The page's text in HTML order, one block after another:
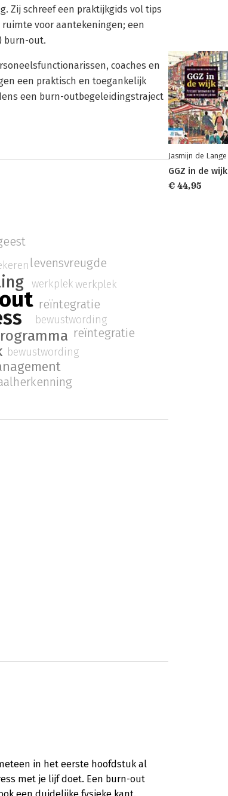
Zij schreef een praktijkgids vol tips
voor aantekeningen; een
burn-out.
coaches en
een praktisch en toegankelijk
een burn-outbegeleidingstraject
bewustwording
werkplek
reïntegratie
bewustwording
levensvreugde
werkplek
reïntegratie
in het eerste hoofdstuk al
met je lijf doet. Een burn-out
Jasmijn de Lange
GGZ in de wijk
€ 44,95